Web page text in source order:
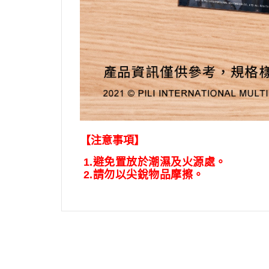
【注意事項】
1.避免置放於潮濕及火源處。
2.請勿以尖銳物品摩擦。